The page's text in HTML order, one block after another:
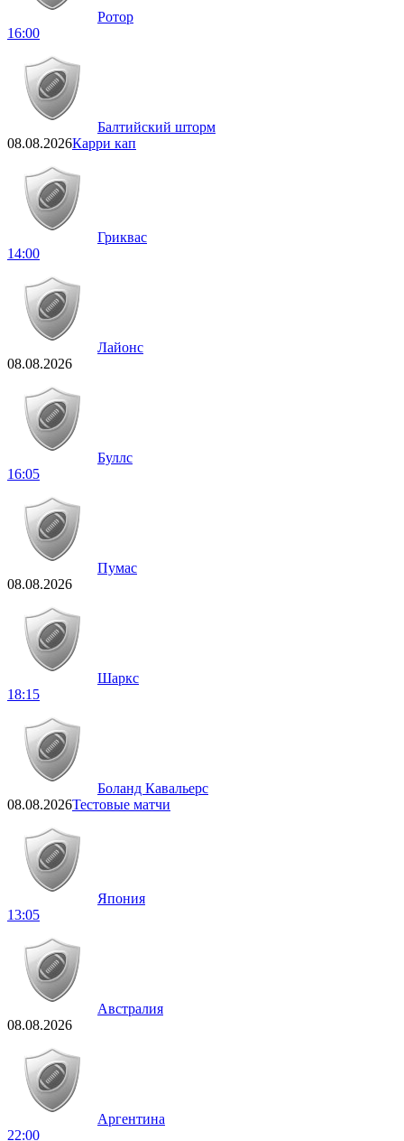
Ротор
16:00
Балтийский шторм
08.08.2026Карри кап
Гриквас
14:00
Лайонс
08.08.2026
Буллс
16:05
Пумас
08.08.2026
Шаркс
18:15
Боланд Кавальерс
08.08.2026Тестовые матчи
Япония
13:05
Австралия
08.08.2026
Аргентина
22:00